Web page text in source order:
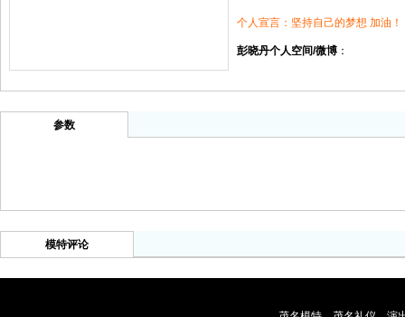
个人宣言：坚持自己的梦想 加油！
彭晓丹个人空间/微博 ：
参数
模特评论